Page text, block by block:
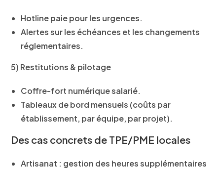
Hotline paiepour les urgences.
Alertes sur les échéances et les changements
réglementaires.
5) Restitutions & pilotage
Coffre-fort numérique salarié.
Tableaux de bord mensuels (coûts par
établissement, par équipe, par projet).
Des cas concrets de TPE/PME locales
Artisanat : gestion des heures supplémentaires